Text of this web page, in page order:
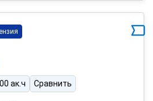
ак.ч Сравнить